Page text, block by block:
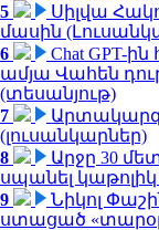
5
Սիլվա
մասին
6
Chat GPT-
ամյա Վահեն
(տեսանյութ)
7
(լուսանկարներ)
8
Արջը 30
սպանել
9
Նիկոլ
ստացած